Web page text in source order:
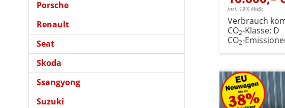
incl. 19% MwSt.
Verbrauch
CO2-Klasse: D
CO2-
Porsche
Renault
Seat
Skoda
Ssangyong
Suzuki